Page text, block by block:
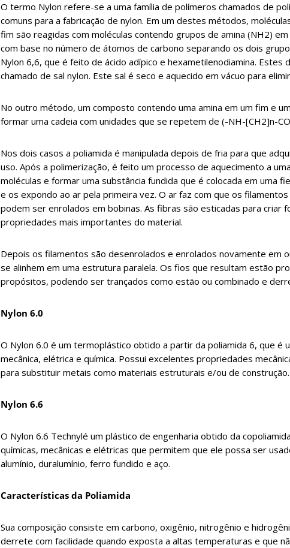
O termo Nylon refere-se a uma família de polímeros chamados de
comuns para a fabricação de nylon. Em um destes métodos,
fim são reagidas com moléculas contendo grupos de amina (NH2)
com base no número de átomos de carbono separando os dois
Nylon 6,6, que é feito de ácido adípico e hexametilenodiamina. Estes
chamado de sal nylon. Este sal é seco e aquecido em vácuo para
No outro método, um composto contendo uma amina em um fim e
formar uma cadeia com unidades que se repetem de (-NH-[CH2]n-
Nos dois casos a poliamida é manipulada depois de fria para que
uso. Após a polimerização, é feito um processo de aquecimento a
moléculas e formar uma substância fundida que é colocada em uma
e os expondo ao ar pela primeira vez. O ar faz com que os
podem ser enrolados em bobinas. As fibras são esticadas para criar
propriedades mais importantes do material.
Depois os filamentos são desenrolados e enrolados novamente em
se alinhem em uma estrutura paralela. Os fios que resultam estão
propósitos, podendo ser trançados como estão ou combinado e
Nylon 6.0
O Nylon 6.0 é um termoplástico obtido a partir da poliamida 6, que é
mecânica, elétrica e química. Possui excelentes propriedades
para substituir metais como materiais estruturais e/ou de construção.
Nylon 6.6
O Nylon 6.6 Technylé um plástico de engenharia obtido da
químicas, mecânicas e elétricas que permitem que ele possa ser
alumínio, duralumínio, ferro fundido e aço.
Características da Poliamida
Sua composição consiste em carbono, oxigênio, nitrogênio e
derrete com facilidade quando exposta a altas temperaturas e que